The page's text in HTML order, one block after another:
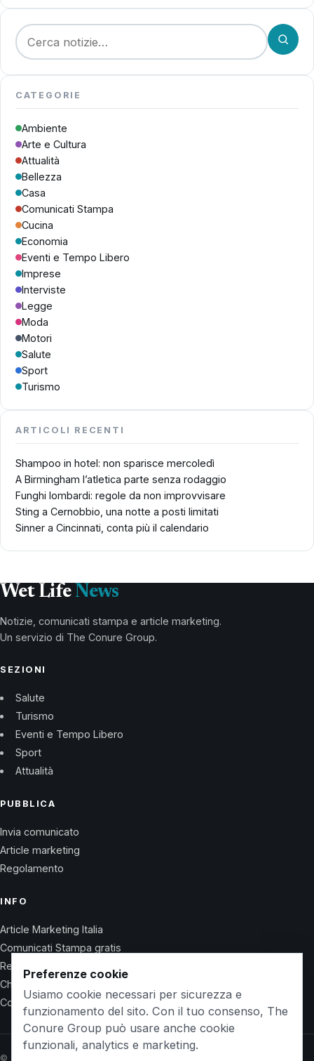
Cerca:
CATEGORIE
Ambiente
Arte e Cultura
Attualità
Bellezza
Casa
Comunicati Stampa
Cucina
Economia
Eventi e Tempo Libero
Imprese
Interviste
Legge
Moda
Motori
Salute
Sport
Turismo
ARTICOLI RECENTI
Shampoo in hotel: non sparisce mercoledì
A Birmingham l’atletica parte senza rodaggio
Funghi lombardi: regole da non improvvisare
Sting a Cernobbio, una notte a posti limitati
Sinner a Cincinnati, conta più il calendario
Wet Life News
Notizie, comunicati stampa e article marketing.
Un servizio di The Conure Group.
SEZIONI
Salute
Turismo
Eventi e Tempo Libero
Sport
Attualità
PUBBLICA
Invia comunicato
Article marketing
Regolamento
INFO
Article Marketing Italia
Comunicati Stampa gratis
Regolamento
Chi Siamo
Contatti
© 2026 Wet Life News · The Conure Group
Preferenze cookie
Usiamo cookie necessari per sicurezza e
funzionamento del sito. Con il tuo consenso, The
Conure Group può usare anche cookie
funzionali, analytics e marketing.